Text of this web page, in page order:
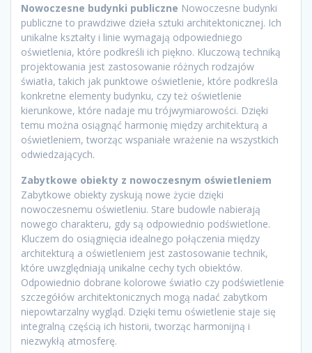
Nowoczesne budynki publiczne Nowoczesne budynki
publiczne to prawdziwe dzieła sztuki architektonicznej. Ich
unikalne kształty i linie wymagają odpowiedniego
oświetlenia, które podkreśli ich piękno. Kluczową techniką
projektowania jest zastosowanie różnych rodzajów
światła, takich jak punktowe oświetlenie, które podkreśla
konkretne elementy budynku, czy też oświetlenie
kierunkowe, które nadaje mu trójwymiarowości. Dzięki
temu można osiągnąć harmonię między architekturą a
oświetleniem, tworząc wspaniałe wrażenie na wszystkich
odwiedzających.
Zabytkowe obiekty z nowoczesnym oświetleniem
Zabytkowe obiekty zyskują nowe życie dzięki
nowoczesnemu oświetleniu. Stare budowle nabierają
nowego charakteru, gdy są odpowiednio podświetlone.
Kluczem do osiągnięcia idealnego połączenia między
architekturą a oświetleniem jest zastosowanie technik,
które uwzględniają unikalne cechy tych obiektów.
Odpowiednio dobrane kolorowe światło czy podświetlenie
szczegółów architektonicznych mogą nadać zabytkom
niepowtarzalny wygląd. Dzięki temu oświetlenie staje się
integralną częścią ich historii, tworząc harmonijną i
niezwykłą atmosferę.